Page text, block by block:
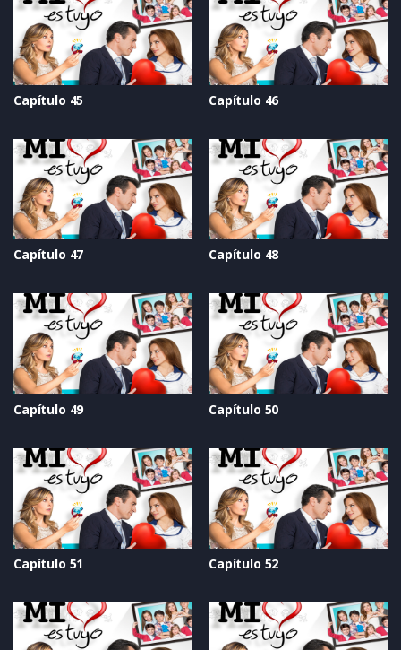
Capítulo 45 Capítulo 46
Capítulo 47 Capítulo 48
Capítulo 49 Capítulo 50
Capítulo 51 Capítulo 52